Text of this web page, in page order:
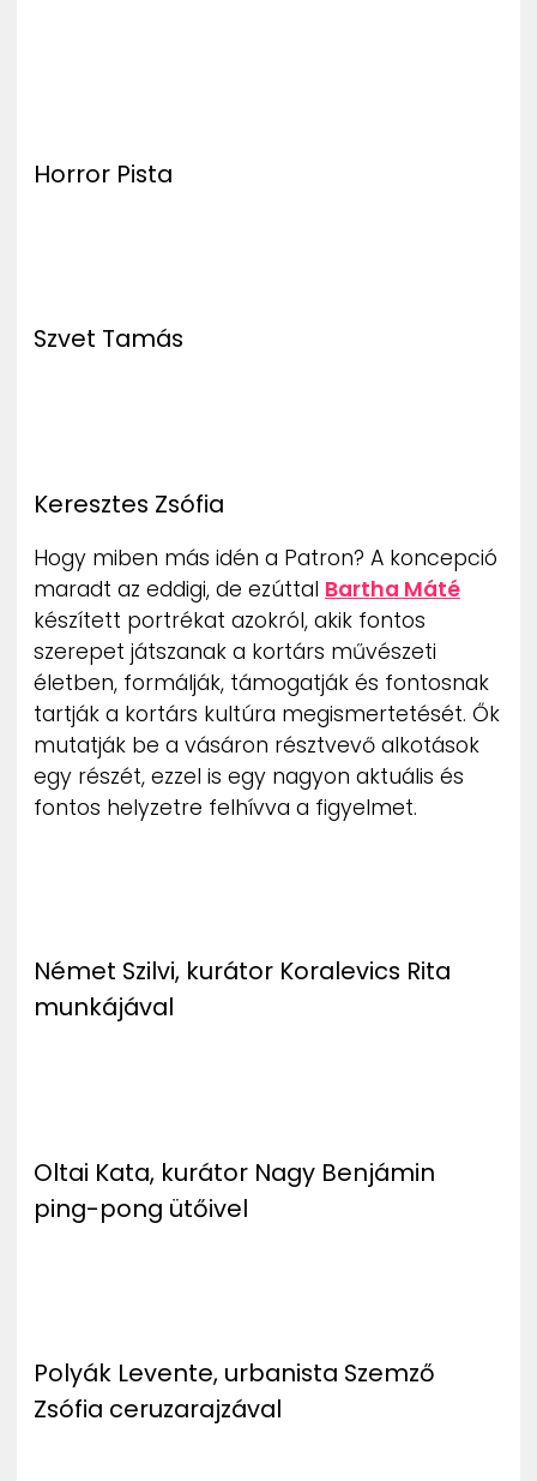
Horror Pista
Szvet Tamás
Keresztes Zsófia
Hogy miben más idén a Patron? A koncepció
maradt az eddigi, de ezúttal Bartha Máté
készített portrékat azokról, akik fontos
szerepet játszanak a kortárs művészeti
életben, formálják, támogatják és fontosnak
tartják a kortárs kultúra megismertetését. Ők
mutatják be a vásáron résztvevő alkotások
egy részét, ezzel is egy nagyon aktuális és
fontos helyzetre felhívva a figyelmet.
Német Szilvi, kurátor Koralevics Rita
munkájával
Oltai Kata, kurátor Nagy Benjámin
ping-pong ütőivel
Polyák Levente, urbanista Szemző
Zsófia ceruzarajzával